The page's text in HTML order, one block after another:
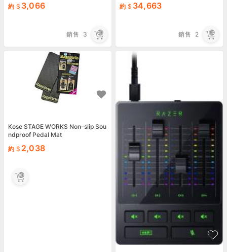
約
3,066
銷售 3
約 34,663
銷售 2
Kose STAGE WORKS Non-slip Sou
ndproof Pedal Mat
約
2,038